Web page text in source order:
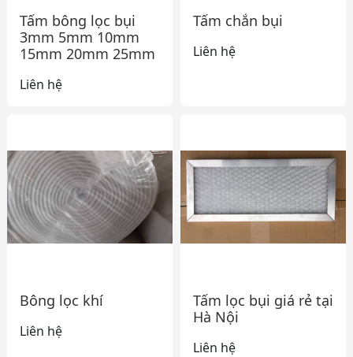
Tấm bông lọc bụi
3mm 5mm 10mm
15mm 20mm 25mm
Liên hệ
Tấm chắn bụi
Liên hệ
Bông lọc khí
Liên hệ
Tấm lọc bụi giá rẻ tại
Hà Nội
Liên hệ